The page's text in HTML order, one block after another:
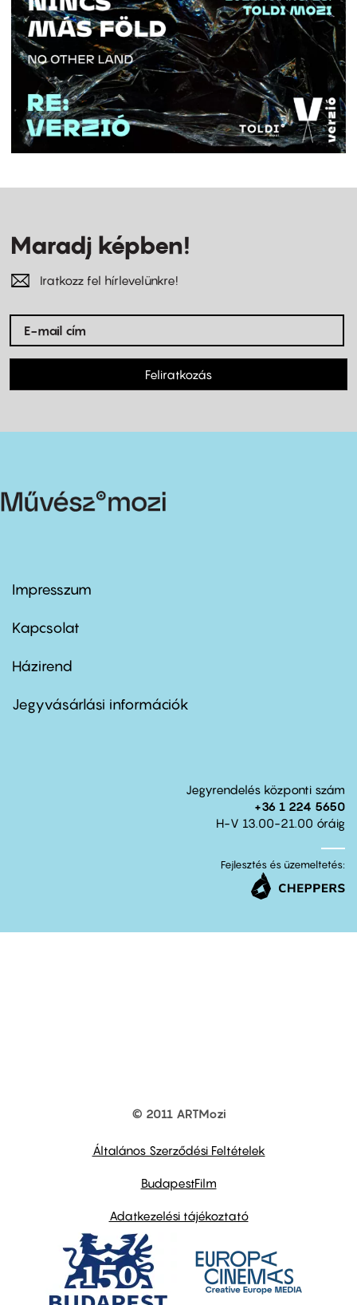
Maradj képben!
Iratkozz fel hírlevelünkre!
Feliratkozás
Footer
first
Impresszum
Kapcsolat
Footer
second
Házirend
Jegyvásárlási információk
Jegyrendelés központi szám
+36 1 224 5650
H-V 13.00-21.00 óráig
Fejlesztés és üzemeltetés:
© 2011 ARTMozi
Általános Szerződési Feltételek
BudapestFilm
Adatkezelési tájékoztató